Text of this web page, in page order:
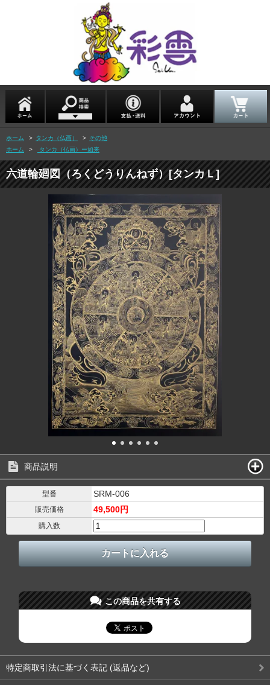
ホーム > タンカ（仏画） > その他
ホーム
> タンカ（仏画）ー如来
六道輪廻図（ろくどうりんねず）[タンカＬ]
商品説明
型番 SRM-006
販売価格 49,500円
購入数
この商品を共有する
特定商取引法に基づく表記 (返品など)